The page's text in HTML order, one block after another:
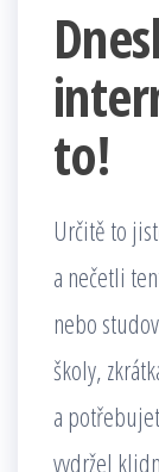
to!
Určitě to
a nečetli
nebo
školy,
a
vydržel